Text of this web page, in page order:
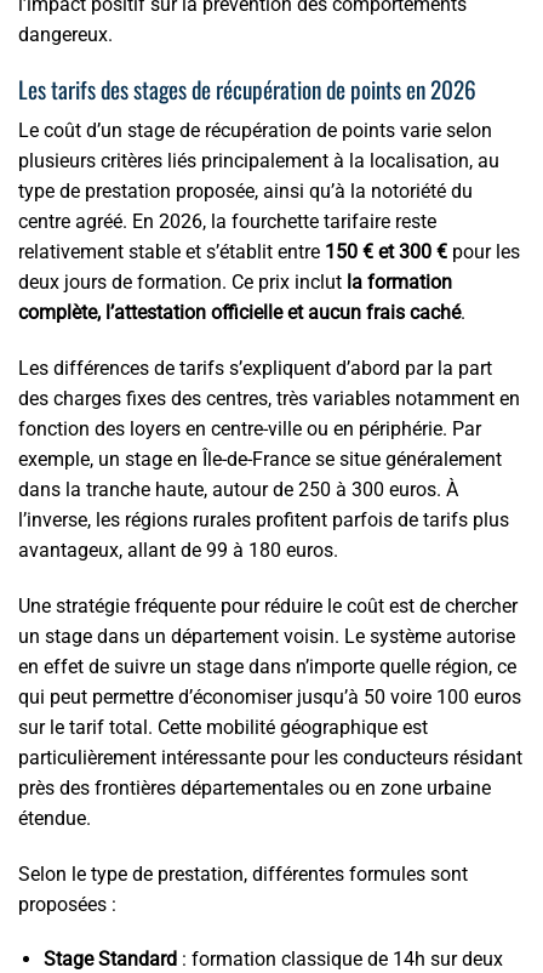
dangereux.
Les tarifs des stages de récupération de points en 2026
Le coût d’un stage de récupération de points varie selon
plusieurs critères liés principalement à la localisation, au
type de prestation proposée, ainsi qu’à la notoriété du
centre agréé. En 2026, la fourchette tarifaire reste
relativement stable et s’établit entre 150 € et 300 € pour les
deux jours de formation. Ce prix inclut la formation
complète, l’attestation officielle et aucun frais caché.
Les différences de tarifs s’expliquent d’abord par la part
des charges fixes des centres, très variables notamment en
fonction des loyers en centre-ville ou en périphérie. Par
exemple, un stage en Île-de-France se situe généralement
dans la tranche haute, autour de 250 à 300 euros. À
l’inverse, les régions rurales profitent parfois de tarifs plus
avantageux, allant de 99 à 180 euros.
Une stratégie fréquente pour réduire le coût est de chercher
un stage dans un département voisin. Le système autorise
en effet de suivre un stage dans n’importe quelle région, ce
qui peut permettre d’économiser jusqu’à 50 voire 100 euros
sur le tarif total. Cette mobilité géographique est
particulièrement intéressante pour les conducteurs résidant
près des frontières départementales ou en zone urbaine
étendue.
Selon le type de prestation, différentes formules sont
proposées :
Stage Standard: formation classique de 14h sur deux